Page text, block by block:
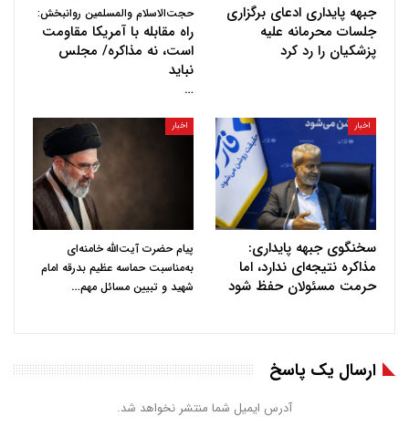
جبهه پایداری ادعای برگزاری
جلسات محرمانه علیه
پزشکیان را رد کرد
حجت‌الاسلام والمسلمین روانبخش:
راه مقابله با آمریکا مقاومت
است، نه مذاکره/ مجلس
نباید
…
اخبار
سخنگوی جبهه پایداری:
مذاکره نتیجه‌ای ندارد، اما
حرمت مسئولان حفظ شود
اخبار
پیام حضرت آیت‌الله خامنه‌ای
به‌مناسبت حماسه عظیم بدرقه امام
شهید و تبیین مسائل مهم…
ارسال یک پاسخ
آدرس ایمیل شما منتشر نخواهد شد.